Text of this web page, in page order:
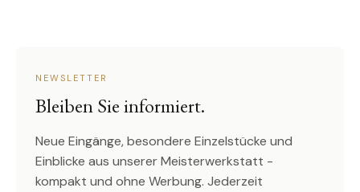
NEWSLETTER
Bleiben Sie informiert.
Neue Eingänge, besondere Einzelstücke und
Einblicke aus unserer Meisterwerkstatt -
kompakt und ohne Werbung. Jederzeit